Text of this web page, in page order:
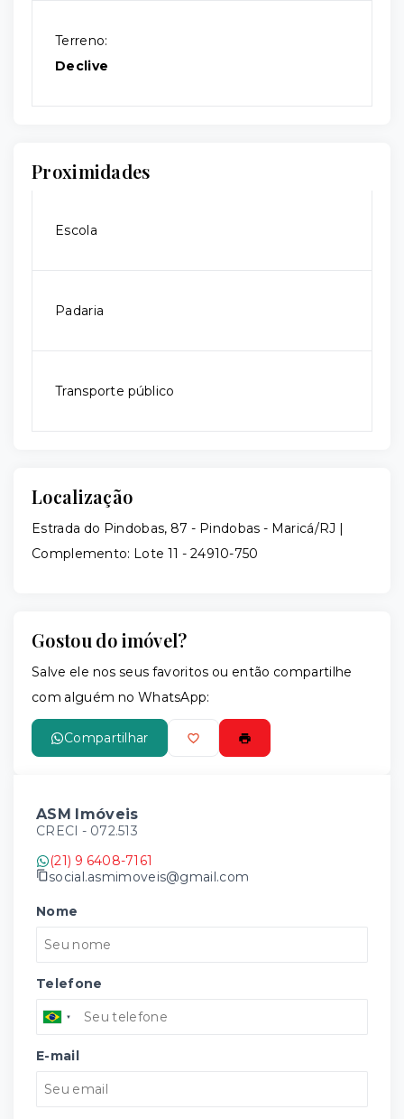
Terreno:
Declive
Proximidades
Escola
Padaria
Transporte público
Localização
Estrada do Pindobas, 87 - Pindobas - Maricá/RJ |
Complemento: Lote 11 - 24910-750
Gostou do imóvel?
Salve ele nos seus favoritos ou então compartilhe
com alguém no WhatsApp:
Compartilhar
ASM Imóveis
CRECI - 072.513
(21) 9 6408-7161
social.asmimoveis@gmail.com
Nome
Telefone
E-mail